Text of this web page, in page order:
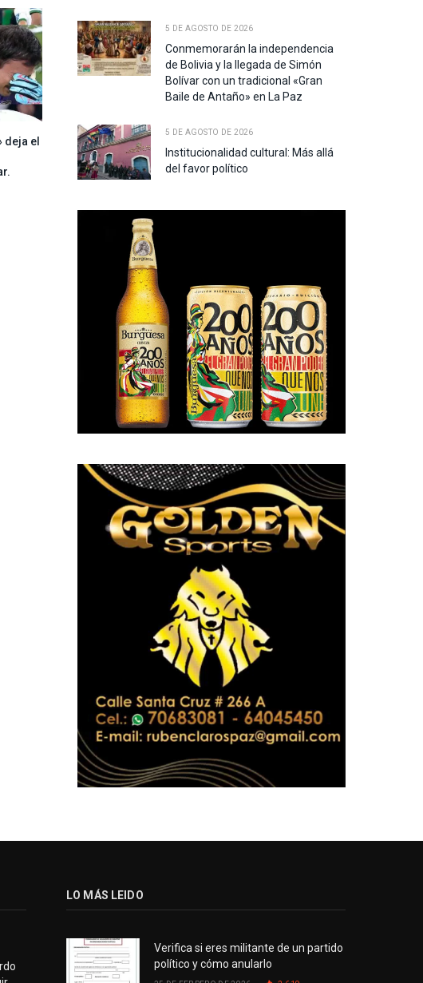
deja el
5 DE AGOSTO DE 2026
Conmemorarán la independencia
de Bolivia y la llegada de Simón
Bolívar con un tradicional «Gran
Baile de Antaño» en La Paz
5 DE AGOSTO DE 2026
Institucionalidad cultural: Más allá
del favor político
LO MÁS LEIDO
Verifica si eres militante de un partido
político y cómo anularlo